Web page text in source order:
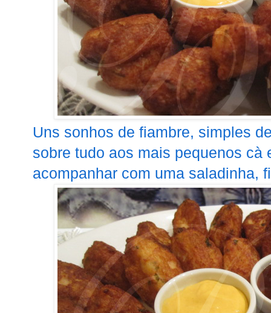
Uns sonhos de fiambre, simples
sobre tudo aos mais pequenos cà
acompanhar com uma saladinha,